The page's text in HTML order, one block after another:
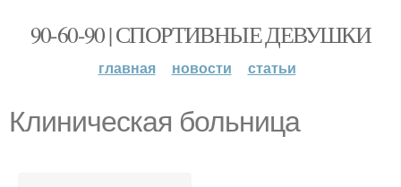
90-60-90 | СПОРТИВНЫЕ ДЕВУШКИ
главная новости статьи
Клиническая больница